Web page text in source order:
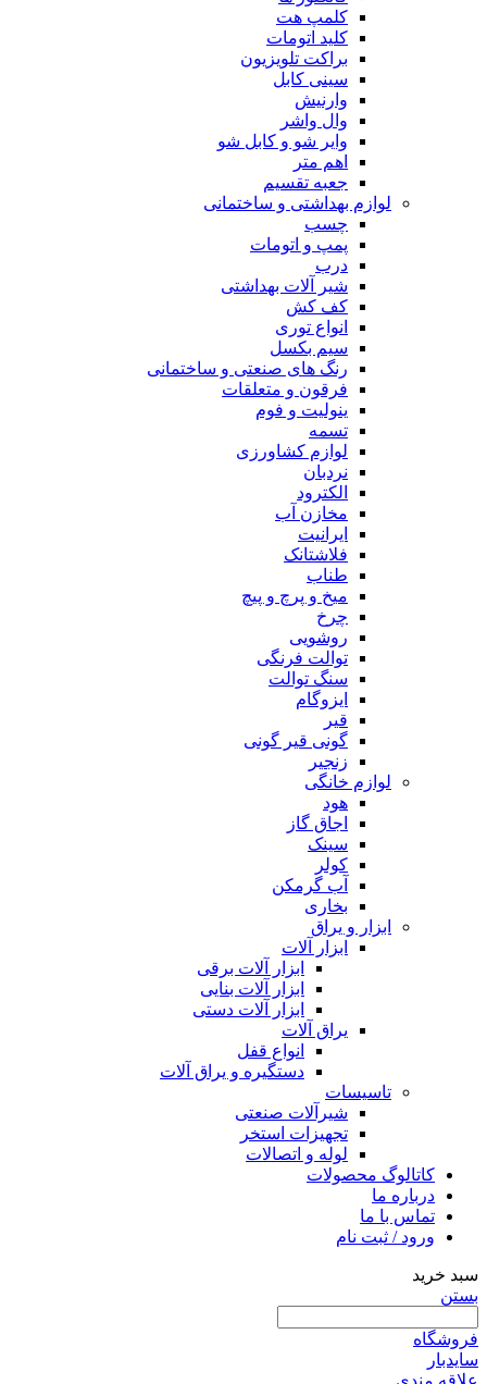
کلمپ هت
کلید اتومات
براکت تلویزیون
سینی کابل
وارنیش
وال واشر
وایر شو و کابل شو
اهم متر
جعبه تقسیم
لوازم بهداشتی و ساختمانی
چسب
پمپ و اتومات
درب
شیر آلات بهداشتی
کف کش
انواع توری
سیم بکسل
رنگ های صنعتی و ساختمانی
فرقون و متعلقات
ینولیت و فوم
تسمه
لوازم کشاورزی
نردبان
الکترود
مخازن آب
ایرانیت
فلاشتانک
طناب
میخ و پرچ و پیچ
چرخ
روشویی
توالت فرنگی
سنگ توالت
ایزوگام
قیر
گونی قیر گونی
زنجیر
لوازم خانگی
هود
اجاق گاز
سینک
کولر
آب گرمکن
بخاری
ابزار و یراق
ابزار آلات
ابزار آلات برقی
ابزار آلات بنایی
ابزار آلات دستی
یراق آلات
انواع قفل
دستگیره و یراق آلات
تاسیسات
شیرآلات صنعتی
تجهیزات استخر
لوله و اتصالات
کاتالوگ محصولات
درباره ما
تماس با ما
ورود / ثبت نام
سبد خرید
بستن
فروشگاه
سایدبار